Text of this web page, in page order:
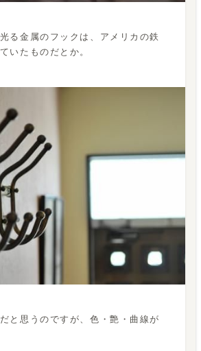
る金属のフックは、アメリカの鉄
いたものだとか。
と思うのですが、色・艶・曲線が